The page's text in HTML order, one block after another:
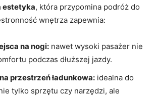
estetyka, która przypomina podróż do‍
wnętrza zapewnia:
‌na nogi: nawet wysoki ‌pasażer nie⁣
podczas dłuższej ⁣jazdy.
przestrzeń ⁢ładunkowa: idealna do
⁢tylko sprzętu czy narzędzi,⁣ ale